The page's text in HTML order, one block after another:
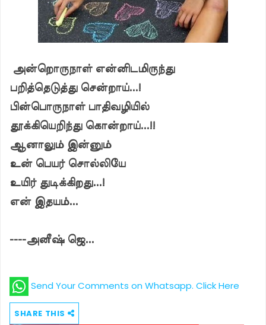
அன்றொருநாள் என்னிடமிருந்து
பறித்தெடுத்து சென்றாய்...!
பின்பொருநாள் பாதிவழியில்
தூக்கியெறிந்து கொன்றாய்...!!
ஆனாலும் இன்னும்
உன் பெயர் சொல்லியே
உயிர் துடிக்கிறது...!
என் இதயம்...
----அனீஷ் ஜெ...
Send Your Comments on Whatsapp. Click Here
SHARE THIS